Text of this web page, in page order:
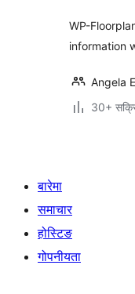
WP-
information
Angela
30+
बारेमा
समाचार
होस्टिङ
गोपनीयता